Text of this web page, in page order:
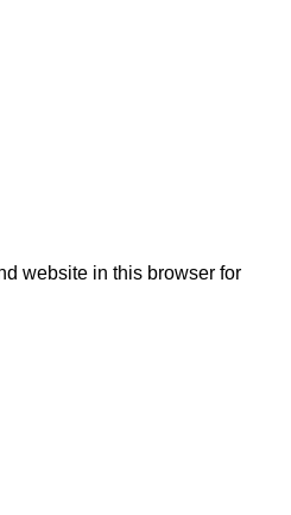
website in this browser for